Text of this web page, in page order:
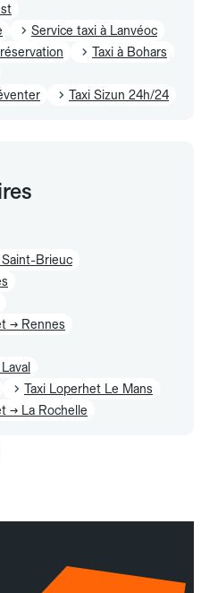
Service taxi à Lanvéoc
Taxi à Bohars
Taxi Sizun 24h/24
Brieuc
→ Rennes
Taxi Loperhet Le Mans
→ La Rochelle